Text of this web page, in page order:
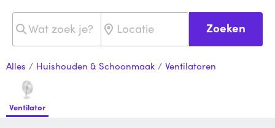
Zoeken
Alles / Huishouden & Schoonmaak / Ventilatoren
Ventilator